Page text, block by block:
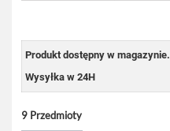
Produkt dostępny w magazynie.
Wysyłka w 24H
9 Przedmioty